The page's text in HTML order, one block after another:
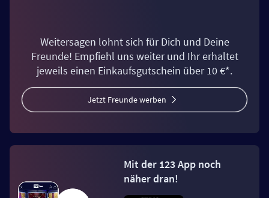
Weitersagen lohnt sich für Dich und Deine
Freunde! Empfiehl uns weiter und Ihr erhaltet
jeweils einen Einkaufsgutschein über 10 €*.
Jetzt Freunde werben
Mit der 123 App noch
näher dran!